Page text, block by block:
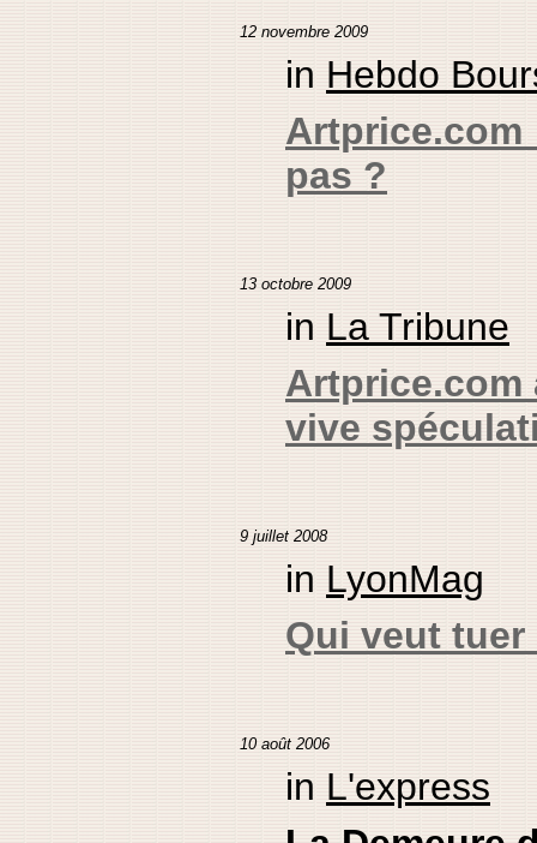
12 novembre 2009
in Hebdo
Artprice.com
pas ?
13 octobre 2009
in La Tribune
Artprice.com
vive
9 juillet 2008
in LyonMag
Qui veut tuer
10 août 2006
in L'express